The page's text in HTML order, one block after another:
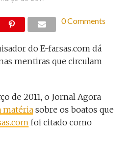
0 Comments
do E-farsas.com dá
mentiras que circulam
de 2011, o Jornal Agora
matériasobre os boatos que
foi citado como